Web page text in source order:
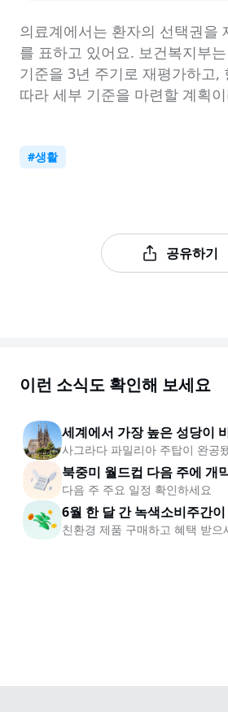
의료계에서는 환자의 선택권을
를 표하고 있어요. 보건복지부
기준을 3년 주기로 재평가하고,
따라 세부 기준을 마련할 계획
#생활
공유하기
이런 소식도 확인해 보세요
세계에서 가장 높은 성당이
사그라다 파밀리아 주탑이 완공
북중미 월드컵 다음 주에 개
다음 주 주요 일정 확인하세요
6월 한 달 간 녹색소비주간
친환경 제품 구매하고 혜택 받으